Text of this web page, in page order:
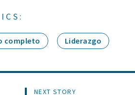
completo Liderazgo
NEXT STORY